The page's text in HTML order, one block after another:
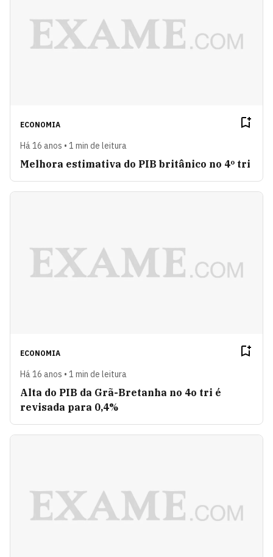
ECONOMIA
Há 16 anos • 1 min de leitura
Melhora estimativa do PIB britânico no 4º tri
ECONOMIA
Há 16 anos • 1 min de leitura
Alta do PIB da Grã-Bretanha no 4o tri é
revisada para 0,4%